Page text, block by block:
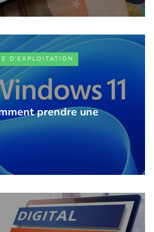
D'EXPLOITATION
prendre une